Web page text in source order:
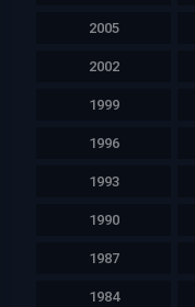
2005
2002
1999
1996
1993
1990
1987
1984